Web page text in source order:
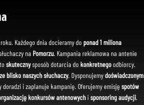
roku. Każdego dnia docieramy do ponad 1 miliona
na Pomorzu. Kampania reklamowa na antenie
skutecznysposób dotarcia dokonkretnegoodbiorcy.
blisko naszych słuchaczy. Dysponujemydoświadczonym
doradzi i zaplanuje kampanię. Oferujemy emisję spotów
konkursów antenowychi sponsoring audycji.